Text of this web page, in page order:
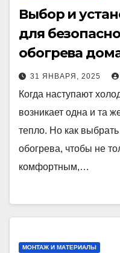
Выбор и
для
обогрева
31 ЯНВАРЯ, 2025
Когда наступают
возникает одна и та
тепло. Но как
обогрева, чтобы не
комфортным,…
МОНТАЖ И МАТЕРИАЛЫ